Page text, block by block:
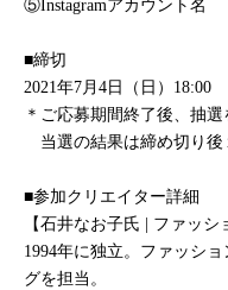
⑤Instagramアカウント名
■締切
2021年7月4日（日）18:00
＊ご応募期間終了後、抽選
当選の結果は締め切り後
■参加クリエイター詳細
【石井なお子氏 | ファッシ
1994年に独立。ファッシ
グを担当。